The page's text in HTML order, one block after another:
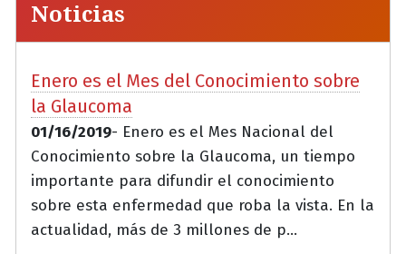
Noticias
Enero es el Mes del Conocimiento sobre
la Glaucoma
01/16/2019- Enero es el Mes Nacional del
Conocimiento sobre la Glaucoma, un tiempo
importante para difundir el conocimiento
sobre esta enfermedad que roba la vista. En la
actualidad, más de 3 millones de p...